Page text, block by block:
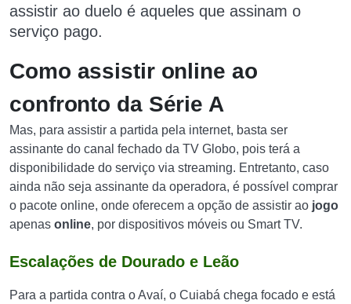
assistir ao duelo é aqueles que assinam o
serviço pago.
Como assistir online ao
confronto da Série A
Mas, para assistir a partida pela internet, basta ser
assinante do canal fechado da TV Globo, pois terá a
disponibilidade do serviço via streaming. Entretanto, caso
ainda não seja assinante da operadora, é possível comprar
o pacote online, onde oferecem a opção de assistir ao jogo
apenas online, por dispositivos móveis ou Smart TV.
Escalações de Dourado e Leão
Para a partida contra o Avaí, o Cuiabá chega focado e está